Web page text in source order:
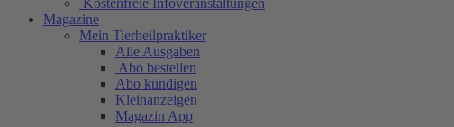
Kostenfreie Infoveranstaltungen
Magazine
Mein Tierheilpraktiker
Alle Ausgaben
Abo bestellen
Abo kündigen
Kleinanzeigen
Magazin App